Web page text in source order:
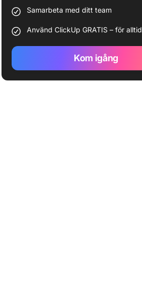
Samarbeta med ditt team
Använd ClickUp GRATIS – för alltid
Kom igång